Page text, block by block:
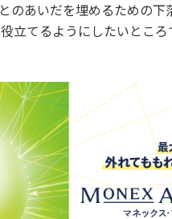
のあいだを埋めるための
立てるようにしたいところ